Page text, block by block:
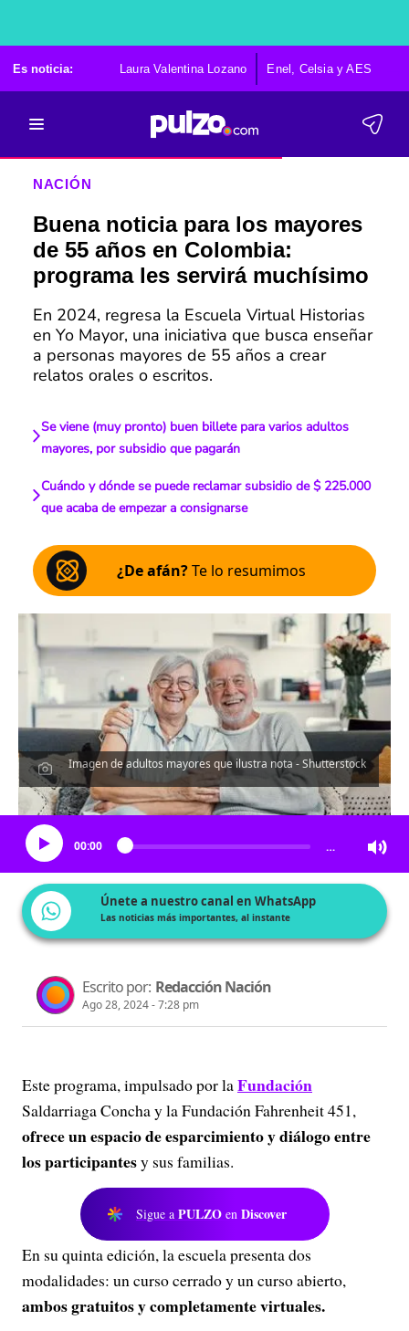
Es noticia: Laura Valentina Lozano Enel, Celsia y AES
NACIÓN
Buena noticia para los mayores
de 55 años en Colombia:
programa les servirá muchísimo
En 2024, regresa la Escuela Virtual Historias
en Yo Mayor, una iniciativa que busca enseñar
a personas mayores de 55 años a crear
relatos orales o escritos.
Se viene (muy pronto) buen billete para varios adultos
mayores, por subsidio que pagarán
Cuándo y dónde se puede reclamar subsidio de $ 225.000
que acaba de empezar a consignarse
¿De afán?Te lo resumimos
Imagen de adultos mayores que ilustra nota - Shutterstock
Escucha el artículo
00:00 …
Únete a nuestro canal en WhatsApp
Las noticias más importantes, al instante
Escrito por: Redacción Nación
Ago 28, 2024 - 7:28 pm
Este programa, impulsado por laFundación
Saldarriaga Concha y la Fundación Fahrenheit 451,
ofrece un espacio de esparcimiento y diálogo entre
los participantesy sus familias.
Sigue a PULZO en Discover
En su quinta edición, la escuela presenta dos
modalidades: un curso cerrado y un curso abierto,
ambos gratuitos y completamente virtuales.